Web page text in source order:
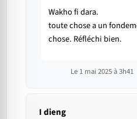
Wakho fi dara.
toute chose a un
chose. Réfléchi bien.
Le 1 mai 2025 à 3h41
I dieng